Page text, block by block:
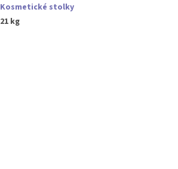
Kosmetické stolky
21 kg